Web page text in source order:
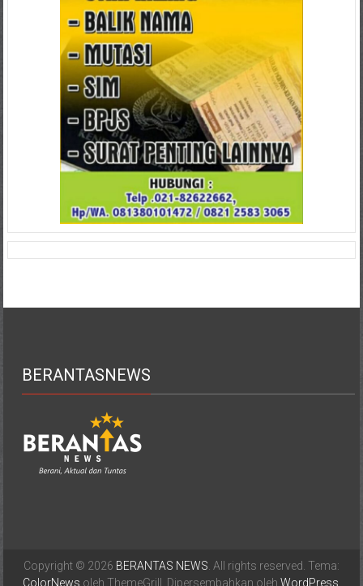
BERANTASNEWS
Copyright © 2026 BERANTAS NEWS . All rights reserved. Tema:
ColorNews oleh ThemeGrill. Dipersembahkan oleh WordPress